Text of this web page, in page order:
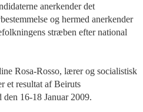
anerkender det
og hermed anerkender
stræben efter national
Rosa-Rosso, lærer og socialistisk
et resultat af Beiruts
16-18 Januar 2009.